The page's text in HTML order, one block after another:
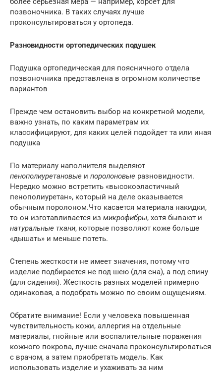
позвоночника. В таких случаях лучше
проконсультироваться у ортопеда.
Разновидности ортопедических подушек
Подушка ортопедическая для поясничного отдела
позвоночника представлена в огромном количестве
вариантов
Прежде чем остановить выбор на конкретной модели,
важно узнать, по каким параметрам их
классифицируют, для каких целей подойдет та или иная
подушка
По материалу наполнителя выделяют
пенополиуретановые и поролоновые разновидности.
Нередко можно встретить «высокоэластичный
пенополиуретан», который на деле оказывается
обычным поролоном.Что касается материала накидки,
то он изготавливается из микрофибры, хотя бывают и
натуральные ткани, которые позволяют коже больше
«дышать» и меньше потеть.
Степень жесткости не имеет значения, потому что
изделие подбирается не под шею (для сна), а под спину
(для сидения). Жесткость разных моделей примерно
одинаковая, а подобрать можно по своим ощущениям.
Обратите внимание! Если у человека повышенная
чувствительность кожи, аллергия на отдельные
материалы, гнойные или воспалительные поражения
кожного покрова, лучше сначала проконсультироваться
с врачом, а затем приобретать модель. Как
использовать изделие и ухаживать за ним